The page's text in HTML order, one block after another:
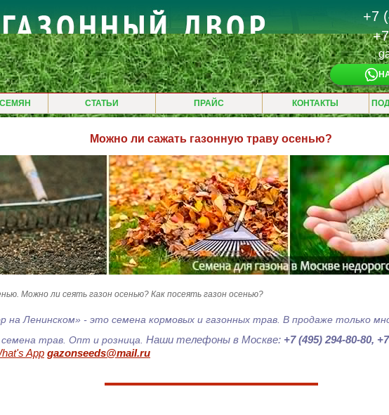
+7
СЕМЯН СТАТЬИ ПРАЙС КОНТАКТЫ
Можно ли сажать газонную траву осенью?
Можно ли сеять газон осенью? Как посеять газон осенью?
на Ленинском» - это семена кормовых и газонных трав. В продаже только
трав. Опт и розница. Наши телефоны в Москве: +7 (495) 294-80-80,
App gazonseeds@mail.ru